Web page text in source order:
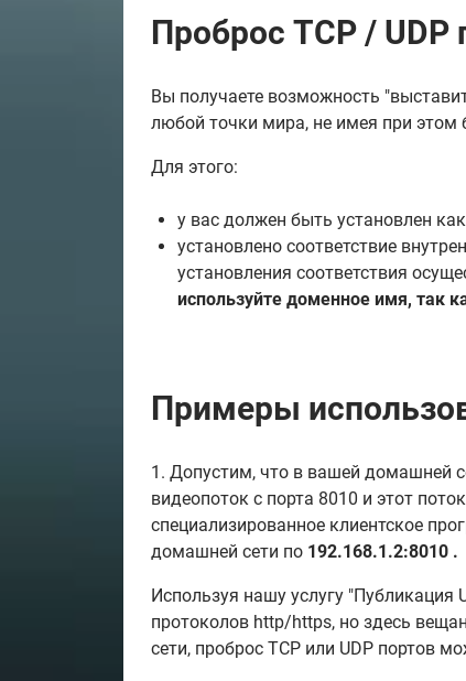
Проброс TCP /
Вы получаете возможность
любой точки мира, не имея при этом
Для этого:
у вас должен быть установлен
установлено соответствие
установления соответствия
используйте доменное имя, так
Примеры
1. Допустим, что в вашей домашней
видеопоток с порта 8010 и этот
специализированное клиентское
домашней сети по 192.168.1.2:8010 .
Используя нашу услугу
протоколов http/https, но здесь
сети, проброс TCP или UDP портов